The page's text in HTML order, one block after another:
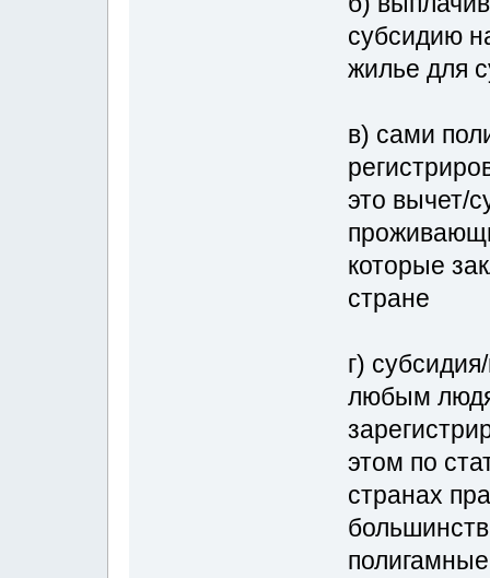
субсидию
жилье для
в) сами
это вычет/
которые
стране
г)
любым
этом по
странах